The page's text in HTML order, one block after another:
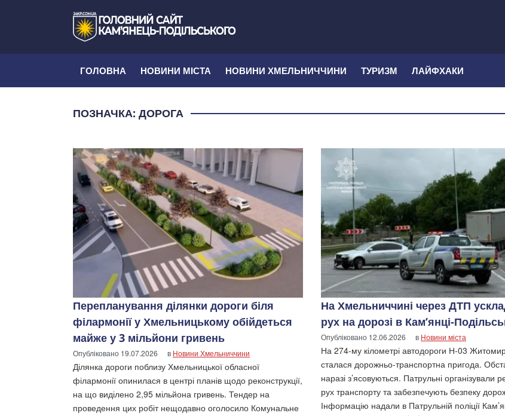
ГОЛОВНА НОВИНИ МІСТА НОВИНИ ХМЕЛЬНИЧЧИНИ ТУРИЗМ ЛАЙФХАКИ
ПОЗНАЧКА: ДОРОГА
Перепланування ділянки дороги біля
філармонії у Хмельницькому обійдеться
майже у 3 мільйони гривень
Опубліковано 19.07.2026 в Новини Хмельниччини
Ділянка дороги поблизу Хмельницької обласної
філармонії опинилася в центрі планів щодо реконструкції,
на що виділено 2,95 мільйона гривень. Тендер на
проведення цих робіт нещодавно оголосило Комунальне
На Хмельниччині через ДТП
рух на дорозі в Кам’янці-
Опубліковано 12.06.2026 в Новини міста
На 274-му кілометрі автодороги Н-03
сталася дорожньо-транспортна пригода.
наразі з’ясовуються. Патрульні організували
рух транспорту та забезпечують безпеку
Інформацію надали в Патрульній поліції